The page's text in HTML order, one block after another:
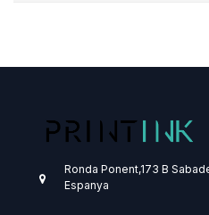
Ronda Ponent,173 B
Espanya